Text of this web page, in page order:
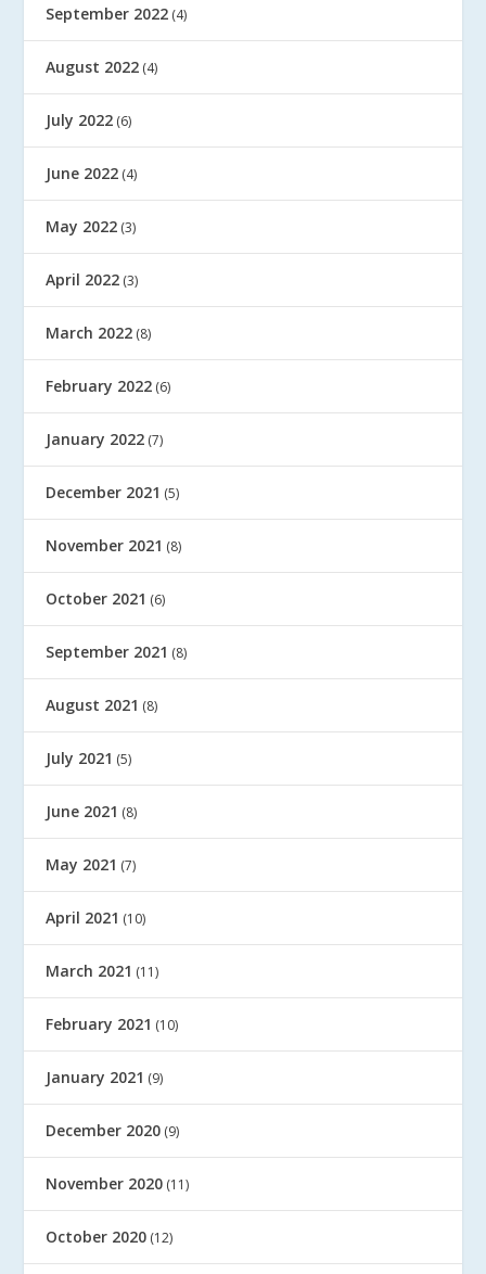
September 2022 (4)
August 2022 (4)
July 2022 (6)
June 2022 (4)
May 2022 (3)
April 2022 (3)
March 2022 (8)
February 2022 (6)
January 2022 (7)
December 2021 (5)
November 2021 (8)
October 2021 (6)
September 2021 (8)
August 2021 (8)
July 2021 (5)
June 2021 (8)
May 2021 (7)
April 2021 (10)
March 2021 (11)
February 2021 (10)
January 2021 (9)
December 2020 (9)
November 2020 (11)
October 2020 (12)